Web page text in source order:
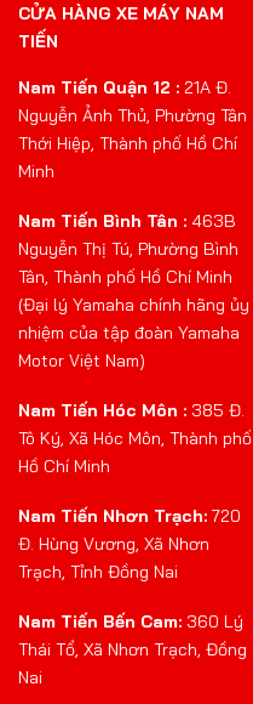
CỬA HÀNG XE MÁY NAM
TIẾN
Nam Tiến Quận 12 : 21A Đ.
Nguyễn Ảnh Thủ, Phường Tân
Thới Hiệp, Thành phố Hồ Chí
Minh
Nam Tiến Bình Tân : 463B
Nguyễn Thị Tú, Phường Bình
Tân, Thành phố Hồ Chí Minh
(Đại lý Yamaha chính hãng ủy
nhiệm của tập đoàn Yamaha
Motor Việt Nam)
Nam Tiến Hóc Môn : 385 Đ.
Tô Ký, Xã Hóc Môn, Thành phố
Hồ Chí Minh
Nam Tiến Nhơn Trạch: 720
Đ. Hùng Vương, Xã Nhơn
Trạch, Tỉnh Đồng Nai
Nam Tiến Bến Cam: 360 Lý
Thái Tổ, Xã Nhơn Trạch, Đồng
Nai